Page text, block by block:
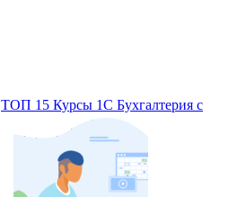
ТОП 15 Курсы 1С Бухгалтерия с